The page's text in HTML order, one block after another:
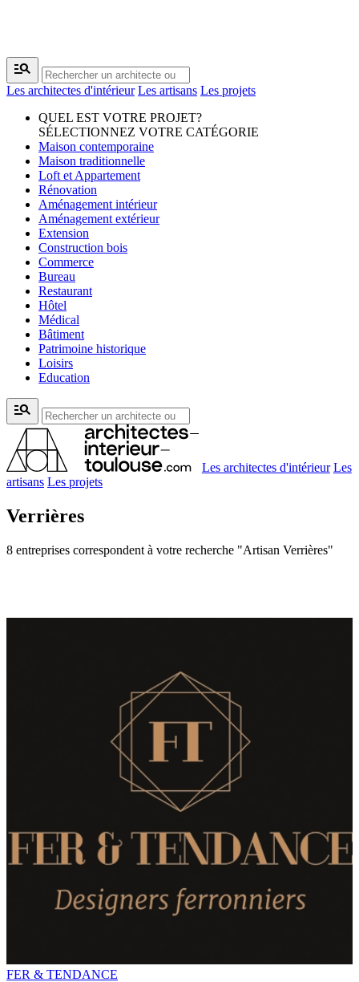
manage_search
Les architectes d'intérieur Les artisans Les projets
QUEL EST VOTRE PROJET?
SÉLECTIONNEZ VOTRE CATÉGORIE
Maison contemporaine
Maison traditionnelle
Loft et Appartement
Rénovation
Aménagement intérieur
Aménagement extérieur
Extension
Construction bois
Commerce
Bureau
Restaurant
Hôtel
Médical
Bâtiment
Patrimoine historique
Loisirs
Education
manage_search
Les architectes d'intérieur Les
artisans Les projets
Verrières
8 entreprises correspondent à votre recherche "Artisan Verrières"
FER & TENDANCE